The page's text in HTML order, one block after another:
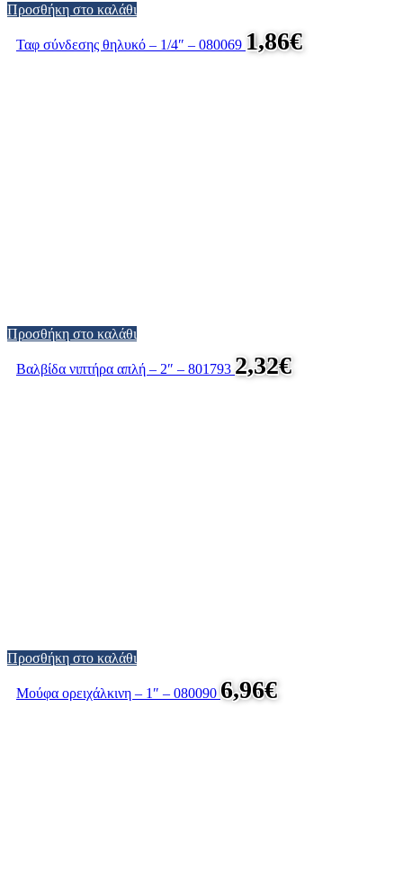
Προσθήκη στο καλάθι
Ταφ σύνδεσης θηλυκό – 1/4″ – 080069 1,86€
Προσθήκη στο καλάθι
Βαλβίδα νιπτήρα απλή – 2″ – 801793 2,32€
Προσθήκη στο καλάθι
Μούφα ορειχάλκινη – 1″ – 080090 6,96€